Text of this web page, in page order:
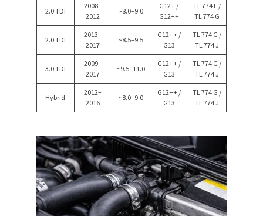
2.0 TDI
2008–
2012
~8.0–9.0
G12+ /
G12++
TL 774 F /
TL 774 G
2.0 TDI
2013–
2017
~8.5–9.5
G12++ /
G13
TL 774 G /
TL 774 J
3.0 TDI
2009–
2017
~9.5–11.0
G12++ /
G13
TL 774 G /
TL 774 J
Hybrid
2012–
2016
~8.0–9.0
G12++ /
G13
TL 774 G /
TL 774 J